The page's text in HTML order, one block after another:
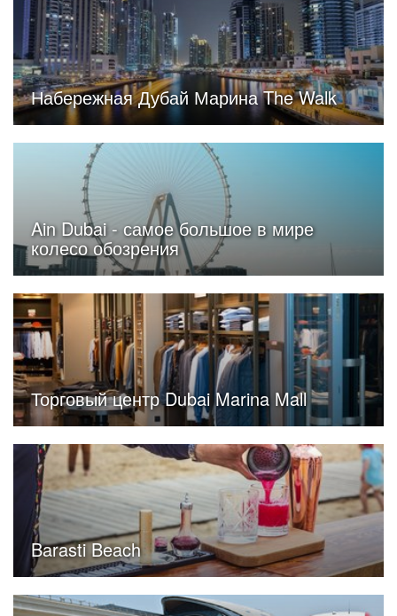
Набережная Дубай Марина The Walk
Ain Dubai - самое большое в мире
колесо обозрения
Торговый центр Dubai Marina Mall
Barasti Beach